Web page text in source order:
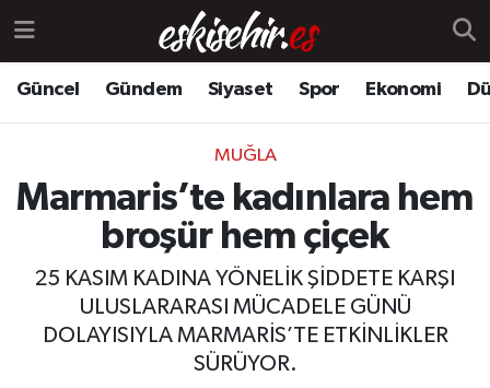
Güncel Gündem Siyaset Spor Ekonomi
MUĞLA
Marmaris’te kadınlara hem
broşür hem çiçek
25 KASIM KADINA YÖNELİK ŞİDDETE KARŞI
ULUSLARARASI MÜCADELE GÜNÜ
DOLAYISIYLA MARMARİS’TE ETKİNLİKLER
SÜRÜYOR.